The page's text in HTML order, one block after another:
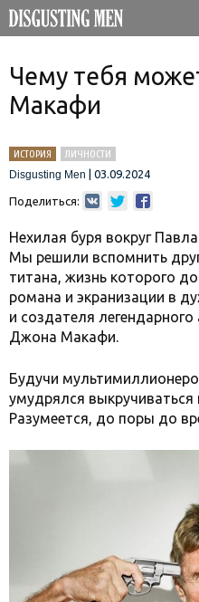
Чему тебя
Макафи
ИСТОРИЯ
ЛИЧНОСТИ
Disgusting Men
03.09.2024
Поделиться:
Нехилая буря вокруг
Мы решили вспомнить
титана, жизнь которого
романа и экранизации в
и создателя
Джона Макафи.
Будучи
умудрялся выкручиваться
Разумеется, до поры до